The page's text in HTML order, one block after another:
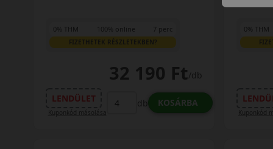
0% THM 100% online 7 perc
FIZETHETEK RÉSZLETEKBEN?
32 190 Ft/db
LENDÜLET
Kuponkód másolása
db KOSÁRBA
0% THM
Kuponkód